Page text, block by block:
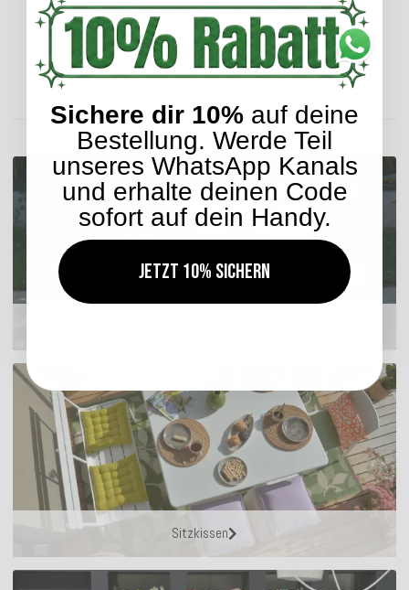
Lieferzeit: ca. 5-7 Werktage
ENTDECKEN SIE UNSER SORTIMENT
Sitzkissen
Sichere dir 10% auf deine
Bestellung. Werde Teil
unseres WhatsApp Kanals
und erhalte deinen Code
sofort auf dein Handy.
Jetzt 10% sichern